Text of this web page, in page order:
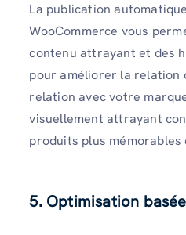
La publication
WooCommerce vous
contenu attrayant et des
pour améliorer la relation
relation avec votre
visuellement attrayant
produits plus
5. Optimisation